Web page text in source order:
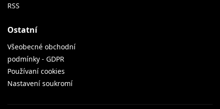
RSS
Ostatní
Všeobecné obchodní
podmínky - GDPR
Používaní cookies
Nastavení soukromí